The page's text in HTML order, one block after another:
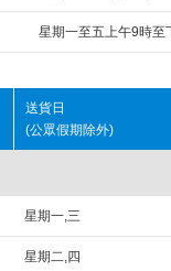
星期一至五上午9時至
送貨日
(公眾假期除外)
星期一,三
星期二,四